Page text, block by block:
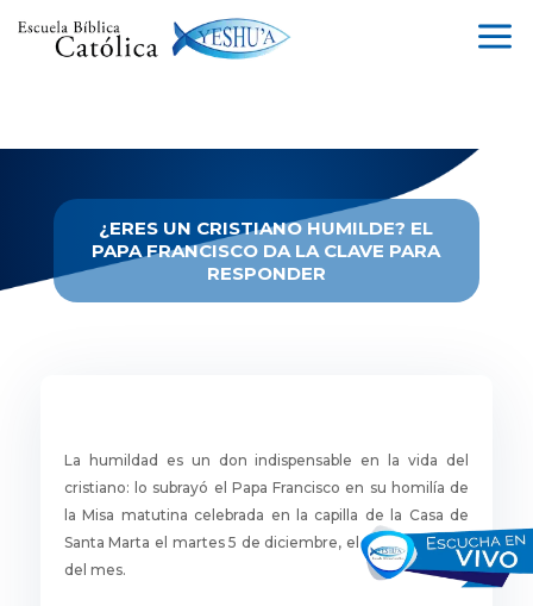
a
¿ERES UN CRISTIANO HUMILDE? EL
PAPA FRANCISCO DA LA CLAVE PARA
RESPONDER
La humildad es un don indispensable en la vida del
cristiano: lo subrayó el Papa Francisco en su homilía de
la Misa matutina celebrada en la capilla de la Casa de
Santa Marta el martes 5 de diciembre, el primer martes
del mes.